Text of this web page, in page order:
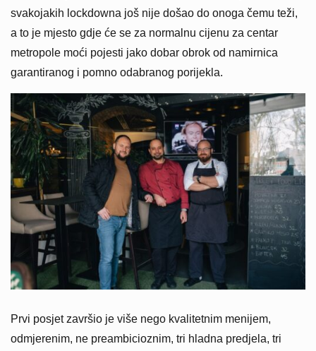
svakojakih lockdowna još nije došao do onoga čemu teži,
a to je mjesto gdje će se za normalnu cijenu za centar
metropole moći pojesti jako dobar obrok od namirnica
garantiranog i pomno odabranog porijekla.
Prvi posjet završio je više nego kvalitetnim menijem,
odmjerenim, ne preambicioznim, tri hladna predjela, tri